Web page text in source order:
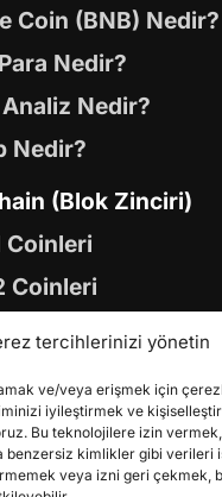
tercihlerinizi yönetin
ve/veya erişmek için
iyileştirmek ve
Bu teknolojilere izin
benzersiz kimlikler gibi verileri
veya izni geri çekmek,
Coin (BNB) Nedir?
Nedir?
Nedir?
Nedir?
(Blok Zinciri)
Coinleri
Coinleri
(AI) Coinleri
Coinleri